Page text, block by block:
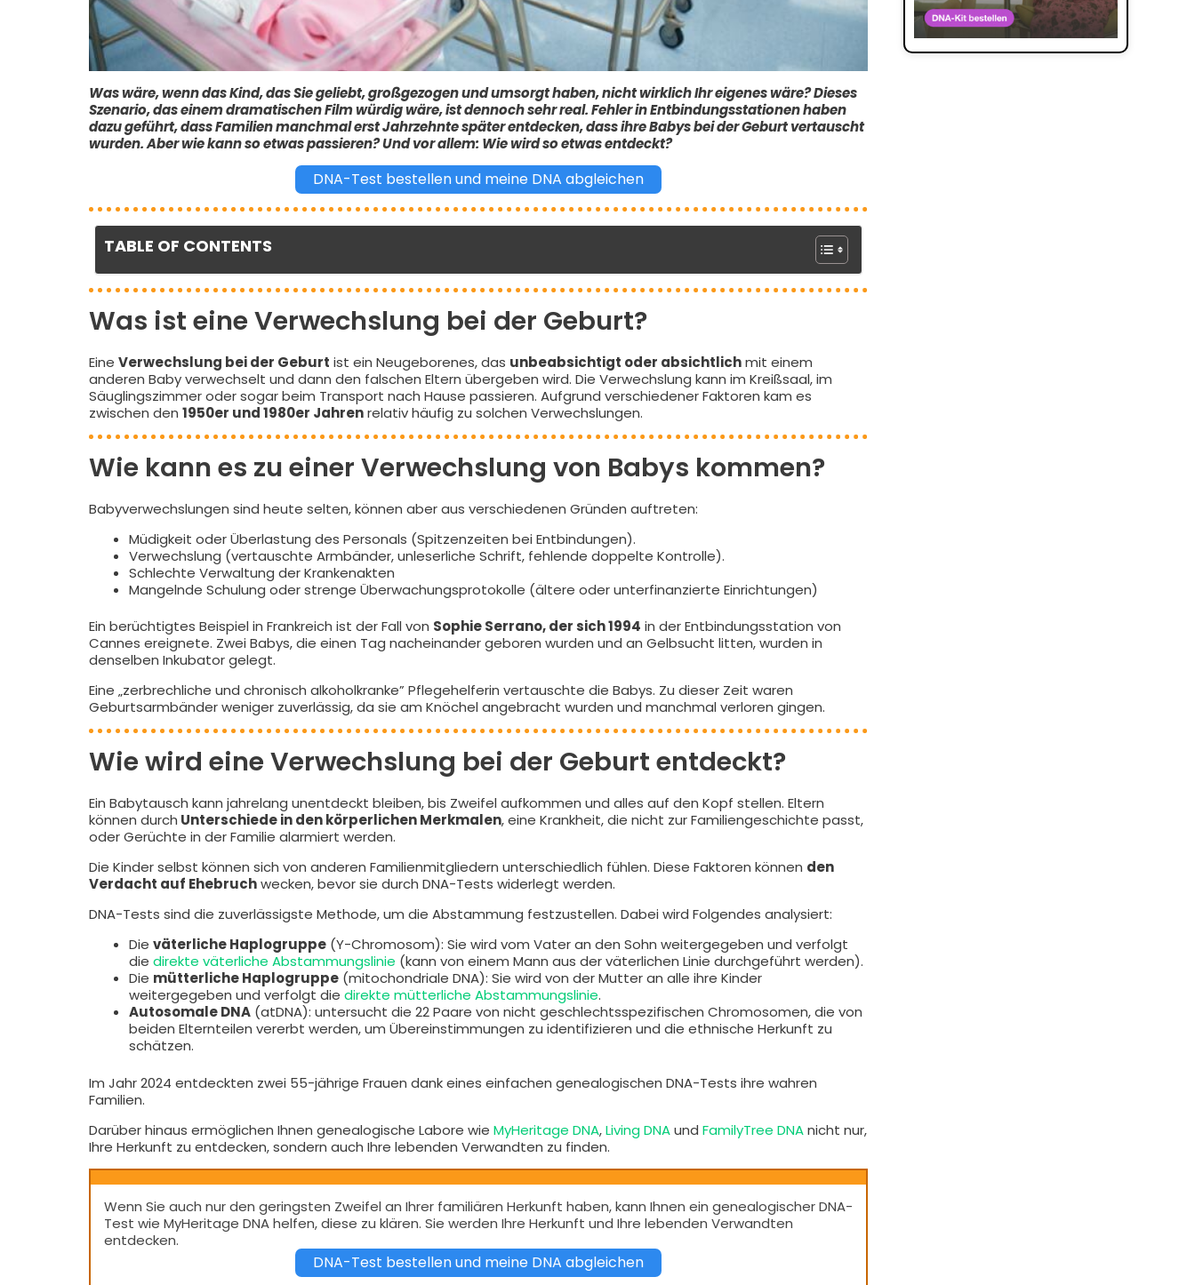
Was wäre, wenn das Kind, das Sie geliebt, großgezogen und umsorgt haben, nicht wirklich Ihr eigenes wäre? Dieses
Szenario, das einem dramatischen Film würdig wäre, ist dennoch sehr real. Fehler in Entbindungsstationen haben
dazu geführt, dass Familien manchmal erst Jahrzehnte später entdecken, dass ihre Babys bei der Geburt vertauscht
wurden. Aber wie kann so etwas passieren? Und vor allem: Wie wird so etwas entdeckt?
DNA-Test bestellen und meine DNA abgleichen
TABLE OF CONTENTS
Was ist eine Verwechslung bei der Geburt?
Eine Verwechslung bei der Geburt ist ein Neugeborenes, das unbeabsichtigt oder absichtlichmit einem
anderen Baby verwechselt und dann den falschen Eltern übergeben wird. Die Verwechslung kann im Kreißsaal, im
Säuglingszimmer oder sogar beim Transport nach Hause passieren. Aufgrund verschiedener Faktoren kam es
zwischen den 1950er und 1980er Jahrenrelativ häufig zu solchen Verwechslungen.
Wie kann es zu einer Verwechslung von Babys kommen?
Babyverwechslungen sind heute selten, können aber aus verschiedenen Gründen auftreten:
Müdigkeit oder Überlastung des Personals (Spitzenzeiten bei Entbindungen).
Verwechslung (vertauschte Armbänder, unleserliche Schrift, fehlende doppelte Kontrolle).
Schlechte Verwaltung der Krankenakten
Mangelnde Schulung oder strenge Überwachungsprotokolle (ältere oder unterfinanzierte Einrichtungen)
Ein berüchtigtes Beispiel in Frankreich ist der Fall von Sophie Serrano, der sich 1994 in der Entbindungsstation von
Cannes ereignete. Zwei Babys, die einen Tag nacheinander geboren wurden und an Gelbsucht litten, wurden in
denselben Inkubator gelegt.
Eine „zerbrechliche und chronisch alkoholkranke” Pflegehelferin vertauschte die Babys. Zu dieser Zeit waren
Geburtsarmbänder weniger zuverlässig, da sie am Knöchel angebracht wurden und manchmal verloren gingen.
Wie wird eine Verwechslung bei der Geburt entdeckt?
Ein Babytausch kann jahrelang unentdeckt bleiben, bis Zweifel aufkommen und alles auf den Kopf stellen. Eltern
können durch Unterschiede in den körperlichen Merkmalen, eine Krankheit, die nicht zur Familiengeschichte passt,
oder Gerüchte in der Familie alarmiert werden.
Die Kinder selbst können sich von anderen Familienmitgliedern unterschiedlich fühlen. Diese Faktoren können den
Verdacht auf Ehebruchwecken, bevor sie durch DNA-Tests widerlegt werden.
DNA-Tests sind die zuverlässigste Methode, um die Abstammung festzustellen. Dabei wird Folgendes analysiert:
Die väterliche Haplogruppe(Y-Chromosom): Sie wird vom Vater an den Sohn weitergegeben und verfolgt
die direkte väterliche Abstammungslinie (kann von einem Mann aus der väterlichen Linie durchgeführt werden).
Die mütterliche Haplogruppe(mitochondriale DNA): Sie wird von der Mutter an alle ihre Kinder
weitergegeben und verfolgt die direkte mütterliche Abstammungslinie.
Autosomale DNA(atDNA): untersucht die 22 Paare von nicht geschlechtsspezifischen Chromosomen, die von
beiden Elternteilen vererbt werden, um Übereinstimmungen zu identifizieren und die ethnische Herkunft zu
schätzen.
Im Jahr 2024 entdeckten zwei 55-jährige Frauen dank eines einfachen genealogischen DNA-Tests ihre wahren
Familien.
Darüber hinaus ermöglichen Ihnen genealogische Labore wie MyHeritage DNA,Living DNAund FamilyTree DNAnicht nur,
Ihre Herkunft zu entdecken, sondern auch Ihre lebenden Verwandten zu finden.
Wenn Sie auch nur den geringsten Zweifel an Ihrer familiären Herkunft haben, kann Ihnen ein genealogischer DNA-
Test wie MyHeritage DNA helfen, diese zu klären. Sie werden Ihre Herkunft und Ihre lebenden Verwandten
entdecken.
DNA-Test bestellen und meine DNA abgleichen